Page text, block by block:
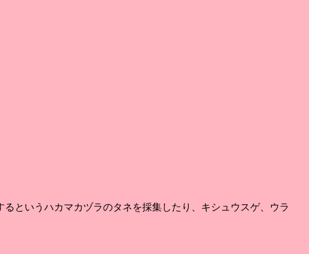
というハカマカヅラのタネを採集したり、キシュウスゲ、ウラ